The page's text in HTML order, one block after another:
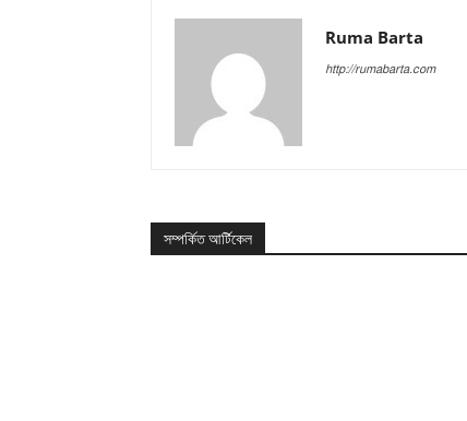
Ruma Barta
http://rumabarta.com
সম্পর্কিত আর্টিকেল